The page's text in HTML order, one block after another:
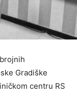
Gradiške
centru RS